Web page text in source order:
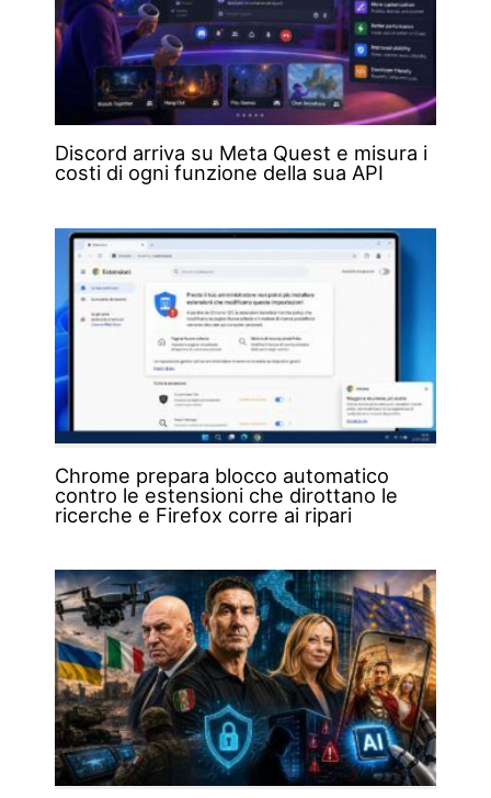
Discord arriva su Meta Quest e misura i
costi di ogni funzione della sua API
Chrome prepara blocco automatico
contro le estensioni che dirottano le
ricerche e Firefox corre ai ripari